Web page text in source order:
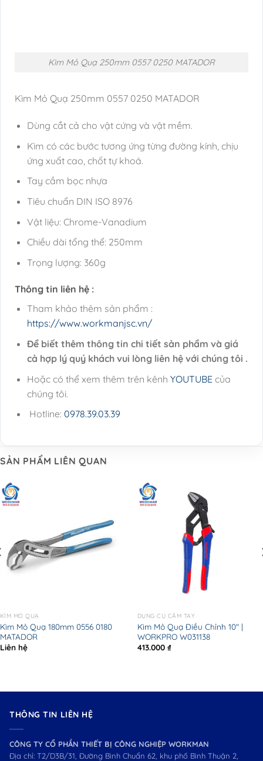
Kìm Mỏ Quạ 250mm 0557 0250 MATADOR
Kìm Mỏ Quạ 250mm 0557 0250 MATADOR
Dùng cắt cả cho vật cứng và vật mềm.
Kìm có các bước tương ứng từng đường kính, chịu
ứng xuất cao, chốt tự khoá.
Tay cầm bọc nhựa
Tiêu chuẩn DIN ISO 8976
Vật liệu: Chrome-Vanadium
Chiều dài tổng thể: 250mm
Trọng lượng: 360g
Thông tin liên hệ :
Tham khảo thêm sản phẩm :
https://www.workmanjsc.vn/
Để biết thêm thông tin chi tiết sản phẩm và giá
cả hợp lý quý khách vui lòng liên hệ với chúng tôi .
Hoặc có thể xem thêm trên kênh YOUTUBEcủa
chúng tôi.
Hotline: 0978.39.03.39
SẢN PHẨM LIÊN QUAN
KÌM MỎ QUẠ
Kìm Mỏ Quạ 180mm 0556 0180
MATADOR
Liên hệ
DỤNG CỤ CẦM TAY
Kìm Mỏ Quạ Điều Chỉnh 10″ |
WORKPRO W031138
413.000 ₫
THÔNG TIN LIÊN HỆ
CÔNG TY CỔ PHẦN THIẾT BỊ CÔNG NGHIỆP WORKMAN
Địa chỉ: T2/D3B/31, Đường Bình Chuẩn 62, khu phố Bình Thuận 2,